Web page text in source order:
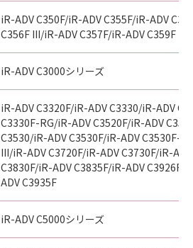
iR-ADV C350F/iR-ADV C355F/iR-ADV
C356F III/iR-ADV C357F/iR-ADV C359F
iR-ADV C3000シリーズ
iR-ADV C3320F/iR-ADV C3330/iR-ADV
C3330F-RG/iR-ADV C3520F/iR-ADV
C3530/iR-ADV C3530F/iR-ADV C3530F-
III/iR-ADV C3720F/iR-ADV C3730F/iR-
C3830F/iR-ADV C3835F/iR-ADV C3926F/
ADV C3935F
iR-ADV C5000シリーズ